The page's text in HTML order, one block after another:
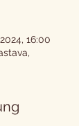
16:00